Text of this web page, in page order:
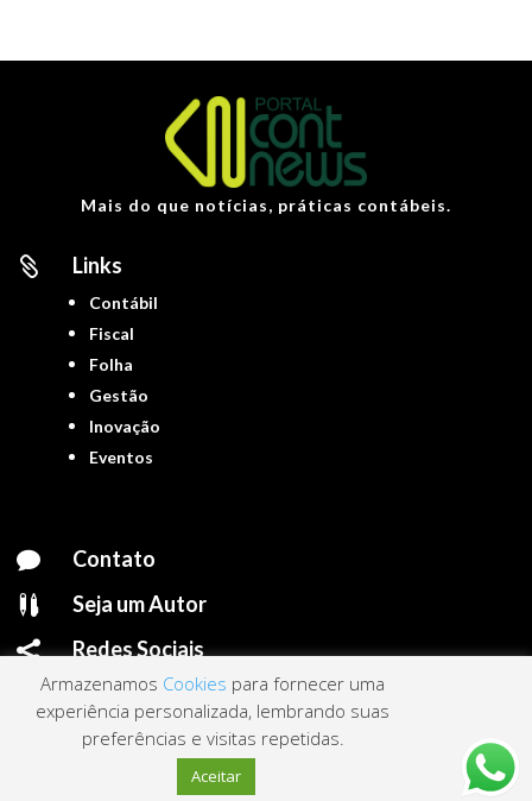
Mais do que notícias, práticas contábeis.
 Links
Contábil
Fiscal
Folha
Gestão
Inovação
Eventos
 Contato
 Seja um Autor
 Redes Sociais
Portal ContNews © 2022 – Todos os direitos reservados | Mantido porLink
Armazenamos Cookies para fornecer uma
experiência personalizada, lembrando suas
preferências e visitas repetidas.
Aceitar